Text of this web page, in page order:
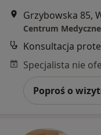
Grzybowska 85,
Centrum
Konsultacja
Poproś o